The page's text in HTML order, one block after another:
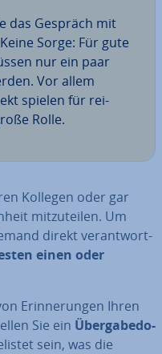
das Gespräch mit
Sorge: Für gute
nur ein paar
Vor allem
spielen für rei­
Rolle.
Kollegen oder gar
mit­zu­tei­len. Um
direkt ver­ant­wort­
einen oder
Er­in­ne­run­gen Ihren
Sie ein Über­ga­be­do­
sein, was die